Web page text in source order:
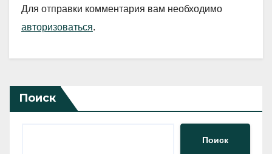
Для отправки комментария вам необходимо
авторизоваться.
Поиск
Поиск